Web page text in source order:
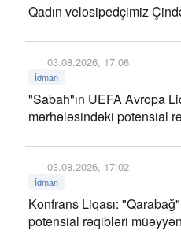
Qadın velosipedçimiz
03.08.2026, 17:06
İdman
"Sabah"ın UEFA Avropa
mərhələsindəki potensial
03.08.2026, 17:02
İdman
Konfrans Liqası:
potensial rəqibləri